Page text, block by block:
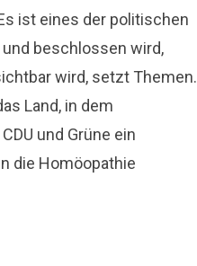
ist eines der politischen
beschlossen wird,
wird, setzt Themen.
Land, in dem
und Grüne ein
die Homöopathie